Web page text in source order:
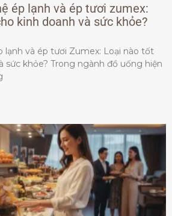
ép lạnh và ép tươi zumex:
kinh doanh và sức khỏe?
lạnh và ép tươi Zumex: Loại nào tốt
sức khỏe? Trong ngành đồ uống hiện